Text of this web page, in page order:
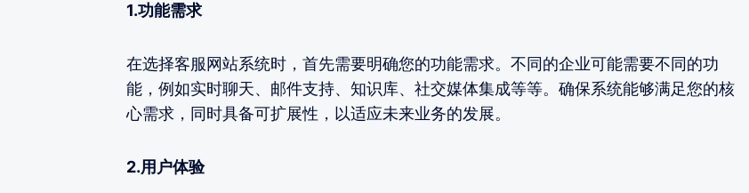
1.功能需求
在选择客服网站系统时，首先需要明确您的功能需求。不同的企业可能需要不同的功
能，例如实时聊天、邮件支持、知识库、社交媒体集成等等。确保系统能够满足您的核
心需求，同时具备可扩展性，以适应未来业务的发展。
2.用户体验